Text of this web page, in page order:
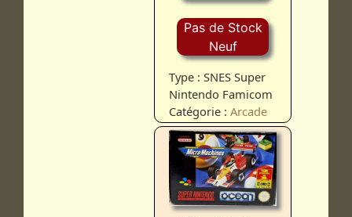
Pas de Stock
Neuf
Type : SNES Super
Nintendo Famicom
Catégorie :Arcade